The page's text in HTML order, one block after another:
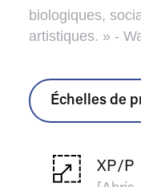
biologiques,
artistiques. » -
Échelles de
XP/P